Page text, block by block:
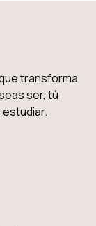
transforma
ser, tú